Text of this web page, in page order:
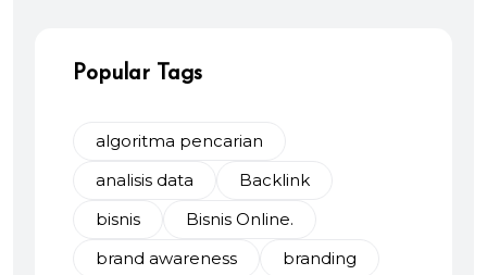
Popular Tags
algoritma pencarian
analisis data
Backlink
bisnis
Bisnis Online.
brand awareness
branding